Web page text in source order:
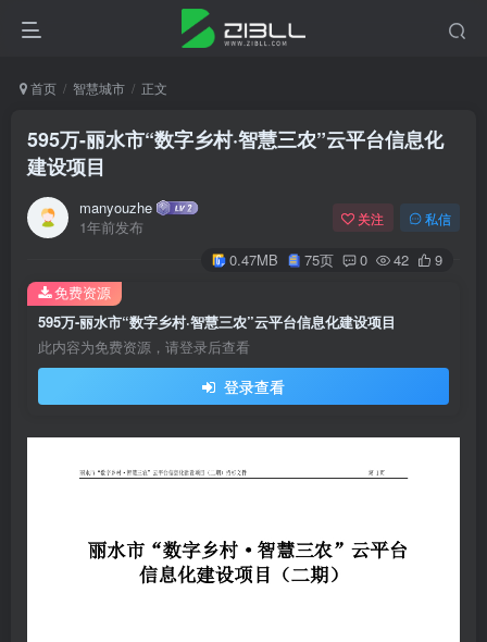
首页 智慧城市 正文
595万-丽水市“数字乡村·智慧三农”云平台信息化
建设项目
manyouzhe
1年前发布
关注 私信
0.47MB 75页 0 42 9
595万-丽水市“数字乡村·智慧三农”云平台信息化建设项目
此内容为免费资源，请登录后查看
登录查看
免费资源